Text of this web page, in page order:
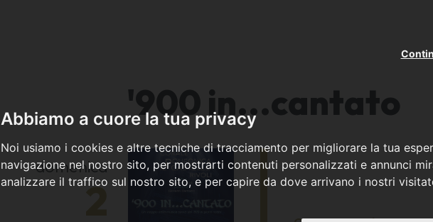
Abbiamo a cuore la tua privacy
Noi usiamo i cookies e altre tecniche di tracciamento per migliorare la tua
navigazione nel nostro sito, per mostrarti contenuti personalizzati e annunci
analizzare il traffico sul nostro sito, e per capire da dove arrivano i nostri
'900 in...cantato
domenica
2